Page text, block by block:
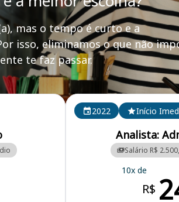
mas o tempo é curto e a
isso, eliminamos o que não
te faz passar.
Intermunicipal de Saúde da Rede de
CISTRI (MG)
2022 Início
Analista:
Salário R$
10x de
R$